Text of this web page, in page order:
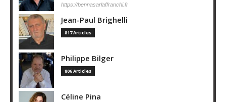
https://bennasarlaffranchi.fr
Jean-Paul Brighelli
817 Articles
Philippe Bilger
806 Articles
Céline Pina